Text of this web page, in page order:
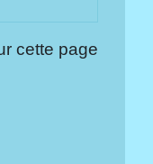
cette page